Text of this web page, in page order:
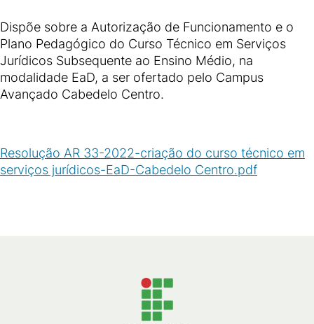
Dispõe sobre a Autorização de Funcionamento e o
Plano Pedagógico do Curso Técnico em Serviços
Jurídicos Subsequente ao Ensino Médio, na
modalidade EaD, a ser ofertado pelo Campus
Avançado Cabedelo Centro.
Resolução AR 33-2022-criação do curso técnico em
serviços jurídicos-EaD-Cabedelo Centro.pdf